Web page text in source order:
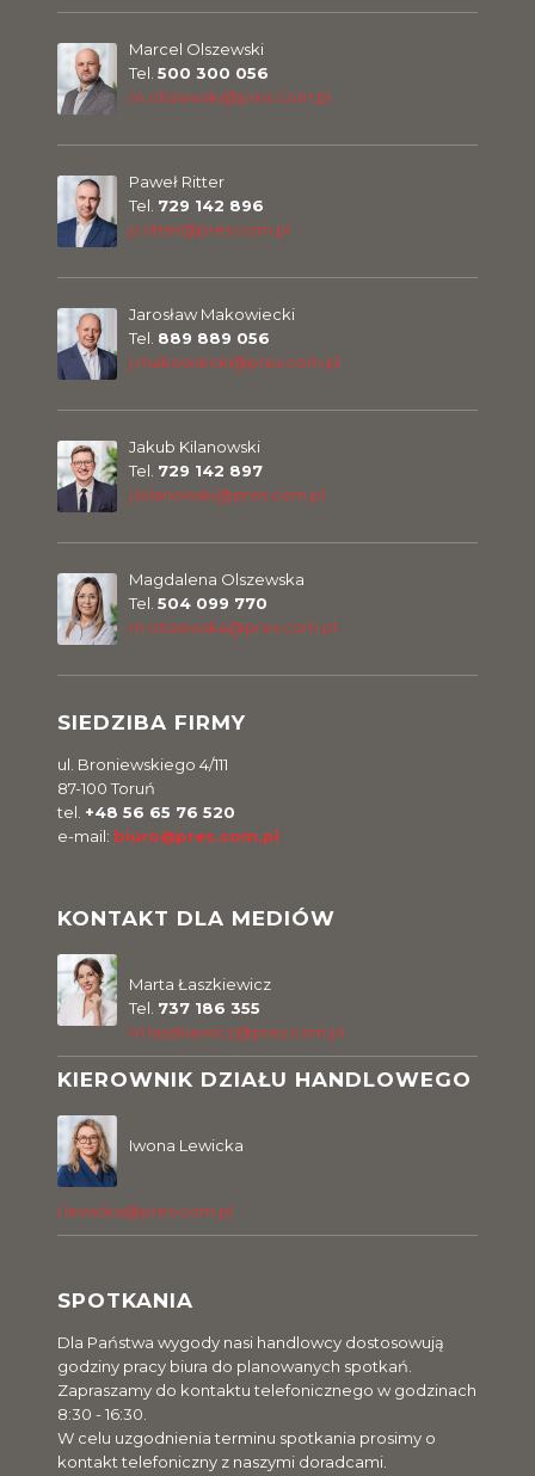
SIEDZIBA FIRMY
ul. Broniewskiego 4/111
87-100 Toruń
tel. +48 56 65 76 520
e-mail: biuro@pres.com.pl
KONTAKT DLA MEDIÓW
Marta Łaszkiewicz
Tel. 737 186 355
m.laszkiewicz@pres.com.pl
KIEROWNIK DZIAŁU HANDLOWEGO
Iwona Lewicka
i.lewicka@pres.com.pl
SPOTKANIA
Dla Państwa wygody nasi handlowcy dostosowują
godziny pracy biura do planowanych spotkań.
Zapraszamy do kontaktu telefonicznego w godzinach
8:30 - 16:30.
W celu uzgodnienia terminu spotkania prosimy o
kontakt telefoniczny z naszymi doradcami.
Marcel Olszewski
Tel. 500 300 056
m.olszewski@pres.com.pl
Paweł Ritter
Tel. 729 142 896
p.ritter@pres.com.pl
Jarosław Makowiecki
Tel. 889 889 056
j.makowiecki@pres.com.pl
Jakub Kilanowski
Tel. 729 142 897
j.kilanowski@pres.com.pl
Magdalena Olszewska
Tel. 504 099 770
m.olszewska@pres.com.pl